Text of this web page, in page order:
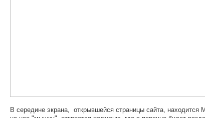
В середине экрана, открывшейся страницы сайта,